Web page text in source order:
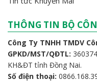
THÔNG TIN BỘ
Công Ty TNHH TMDV
GPKD/MST/QĐTL:
KH&ĐT tỉnh Đồng Nai.
Số điện thoại: